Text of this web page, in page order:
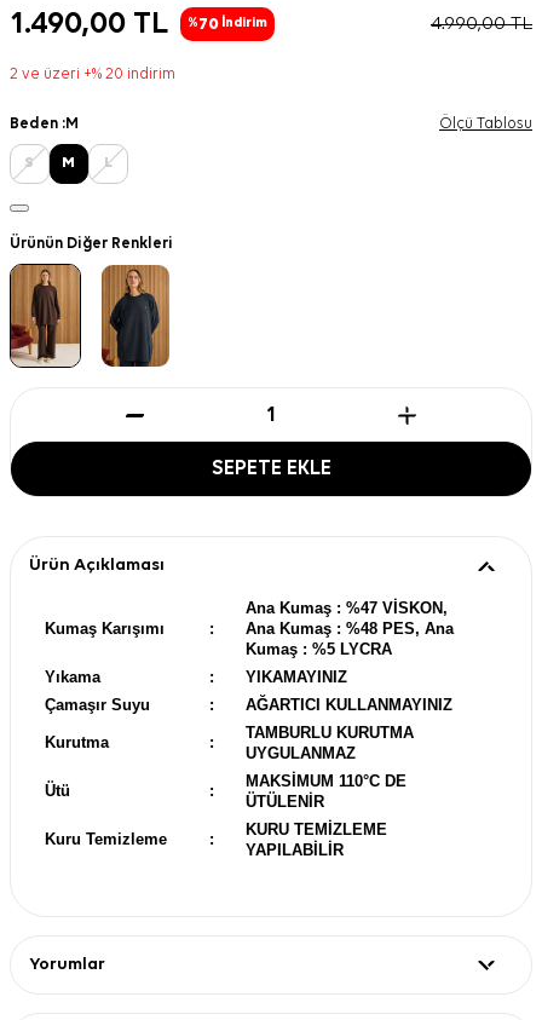
1.490,00 TL %70 İndirim 4.990,00TL
2 ve üzeri +% 20 indirim
Beden :M Ölçü Tablosu
S M L
Ürünün Diğer Renkleri
SEPETE EKLE
Ürün Açıklaması
Kumaş Karışımı :
Ana Kumaş : %47 VİSKON,
Ana Kumaş : %48 PES, Ana
Kumaş : %5 LYCRA
Yıkama
:
YIKAMAYINIZ
Çamaşır Suyu
: AĞARTICI KULLANMAYINIZ
Kurutma :
TAMBURLU KURUTMA
UYGULANMAZ
Ütü :
MAKSİMUM 110°C DE
ÜTÜLENİR
Kuru Temizleme :
KURU TEMİZLEME
YAPILABİLİR
Yorumlar